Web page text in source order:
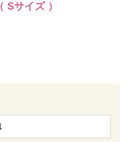
Sサイズ ）